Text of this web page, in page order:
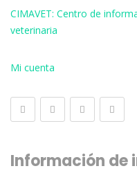
CIMAVET: Centro de
veterinaria
Mi cuenta
Información de